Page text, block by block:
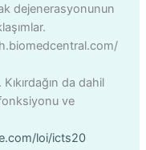
dejenerasyonunun
da dahil
ve
loi/icts20